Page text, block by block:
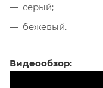
серый;
бежевый.
Видеообзор: